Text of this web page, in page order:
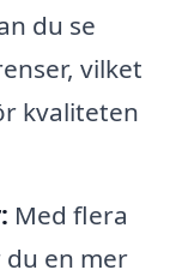
du se
vilket
kvaliteten
Med flera
en mer